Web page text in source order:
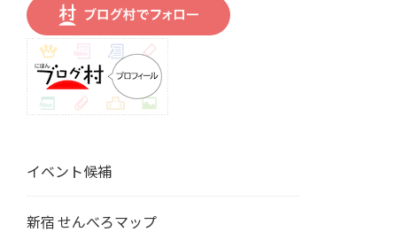
イベント候補
新宿 せんべろマップ